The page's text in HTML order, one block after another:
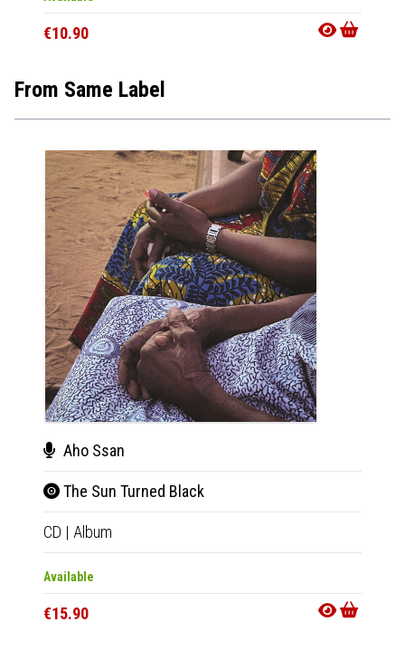
€10.90
From Same Label
Aho Ssan
The Sun Turned Black
CD | Album
Available
€15.90